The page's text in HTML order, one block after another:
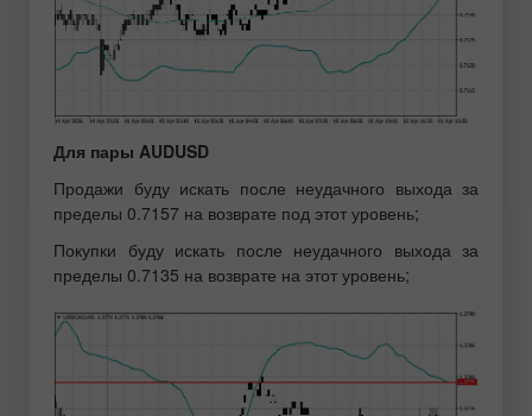
Для пары AUDUSD
Продажи буду искать после неудачного выхода за
пределы 0.7157 на возврате под этот уровень;
Покупки буду искать после неудачного выхода за
пределы 0.7135 на возврате на этот уровень;